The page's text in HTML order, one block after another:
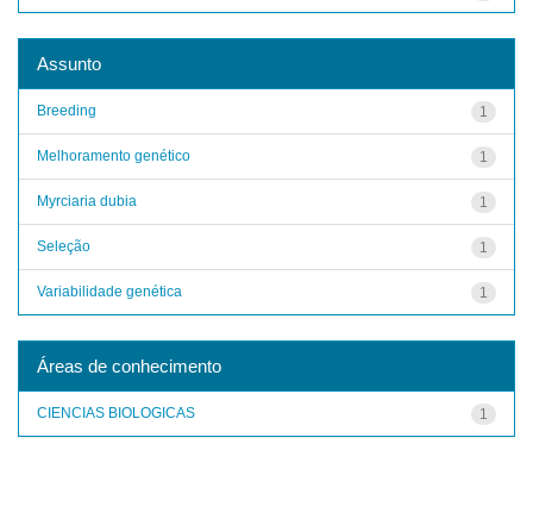
Assunto
1
Breeding
1
Melhoramento genético
1
Myrciaria dubia
1
Seleção
1
Variabilidade genética
Áreas de conhecimento
1
CIENCIAS BIOLOGICAS